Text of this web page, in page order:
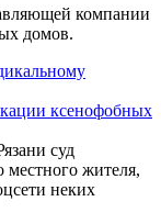
компании
домов.
ксенофобных
суд
местного жителя,
неких